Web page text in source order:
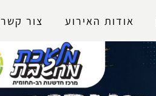
אודות האירוע צור קשר